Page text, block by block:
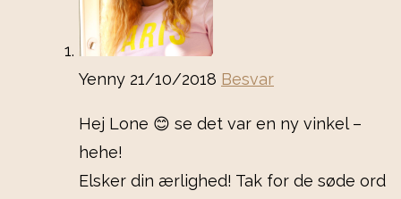
Yenny 21/10/2018 Besvar
Hej Lone 😊 se det var en ny vinkel –
hehe!
Elsker din ærlighed! Tak for de søde ord